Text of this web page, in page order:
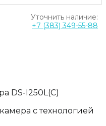
Уточнить наличие:
+7 (383) 349-55-88
DS-I250L(C)
с технологией